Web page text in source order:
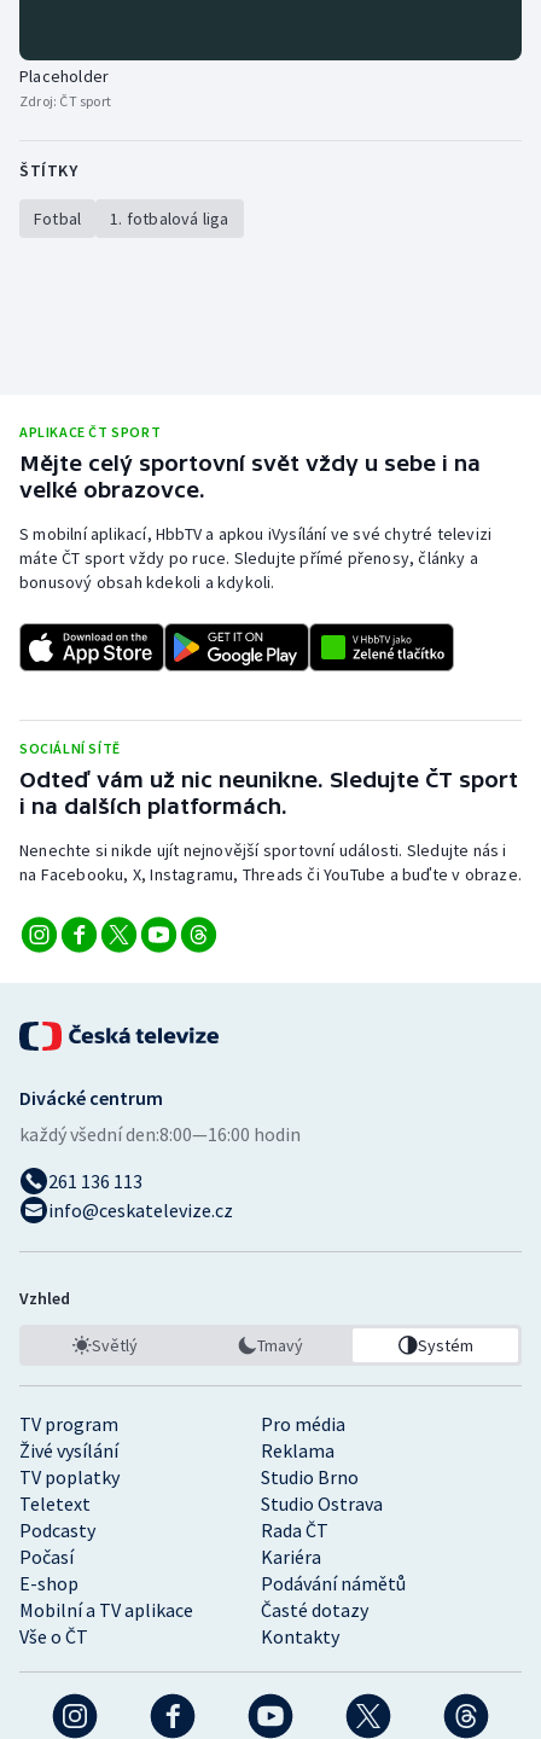
Sportovní střelba
Ostatní
Placeholder
Zdroj: ČT sport
ŠTÍTKY
Fotbal 1. fotbalová liga
APLIKACE ČT SPORT
Mějte celý sportovní svět vždy u sebe i na
velké obrazovce.
S mobilní aplikací, HbbTV a apkou iVysílání ve své chytré televizi
máte ČT sport vždy po ruce. Sledujte přímé přenosy, články a
bonusový obsah kdekoli a kdykoli.
SOCIÁLNÍ SÍTĚ
Odteď vám už nic neunikne. Sledujte ČT sport
i na dalších platformách.
Nenechte si nikde ujít nejnovější sportovní události. Sledujte nás i
na Facebooku, X, Instagramu, Threads či YouTube a buďte v obraze.
TV program
Pro média
Živé vysílání
Reklama
TV poplatky
Studio Brno
Teletext
Studio Ostrava
Podcasty
Rada ČT
Počasí
Kariéra
E-shop
Podávání námětů
Mobilní a TV aplikace
Časté dotazy
Vše o ČT
Kontakty
Divácké centrum
každý všední den:8:00—16:00 hodin
261 136 113
info@ceskatelevize.cz
Vzhled
Světlý Tmavý Systém